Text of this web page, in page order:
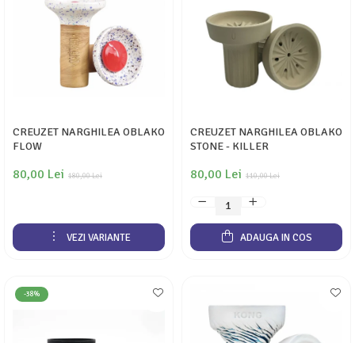
CREUZET NARGHILEA OBLAKO
FLOW
180,00 Lei
80,00 Lei
VEZI VARIANTE
CREUZET NARGHILEA OBLAKO
STONE - KILLER
110,00 Lei
80,00 Lei
ADAUGA IN COS
-38%